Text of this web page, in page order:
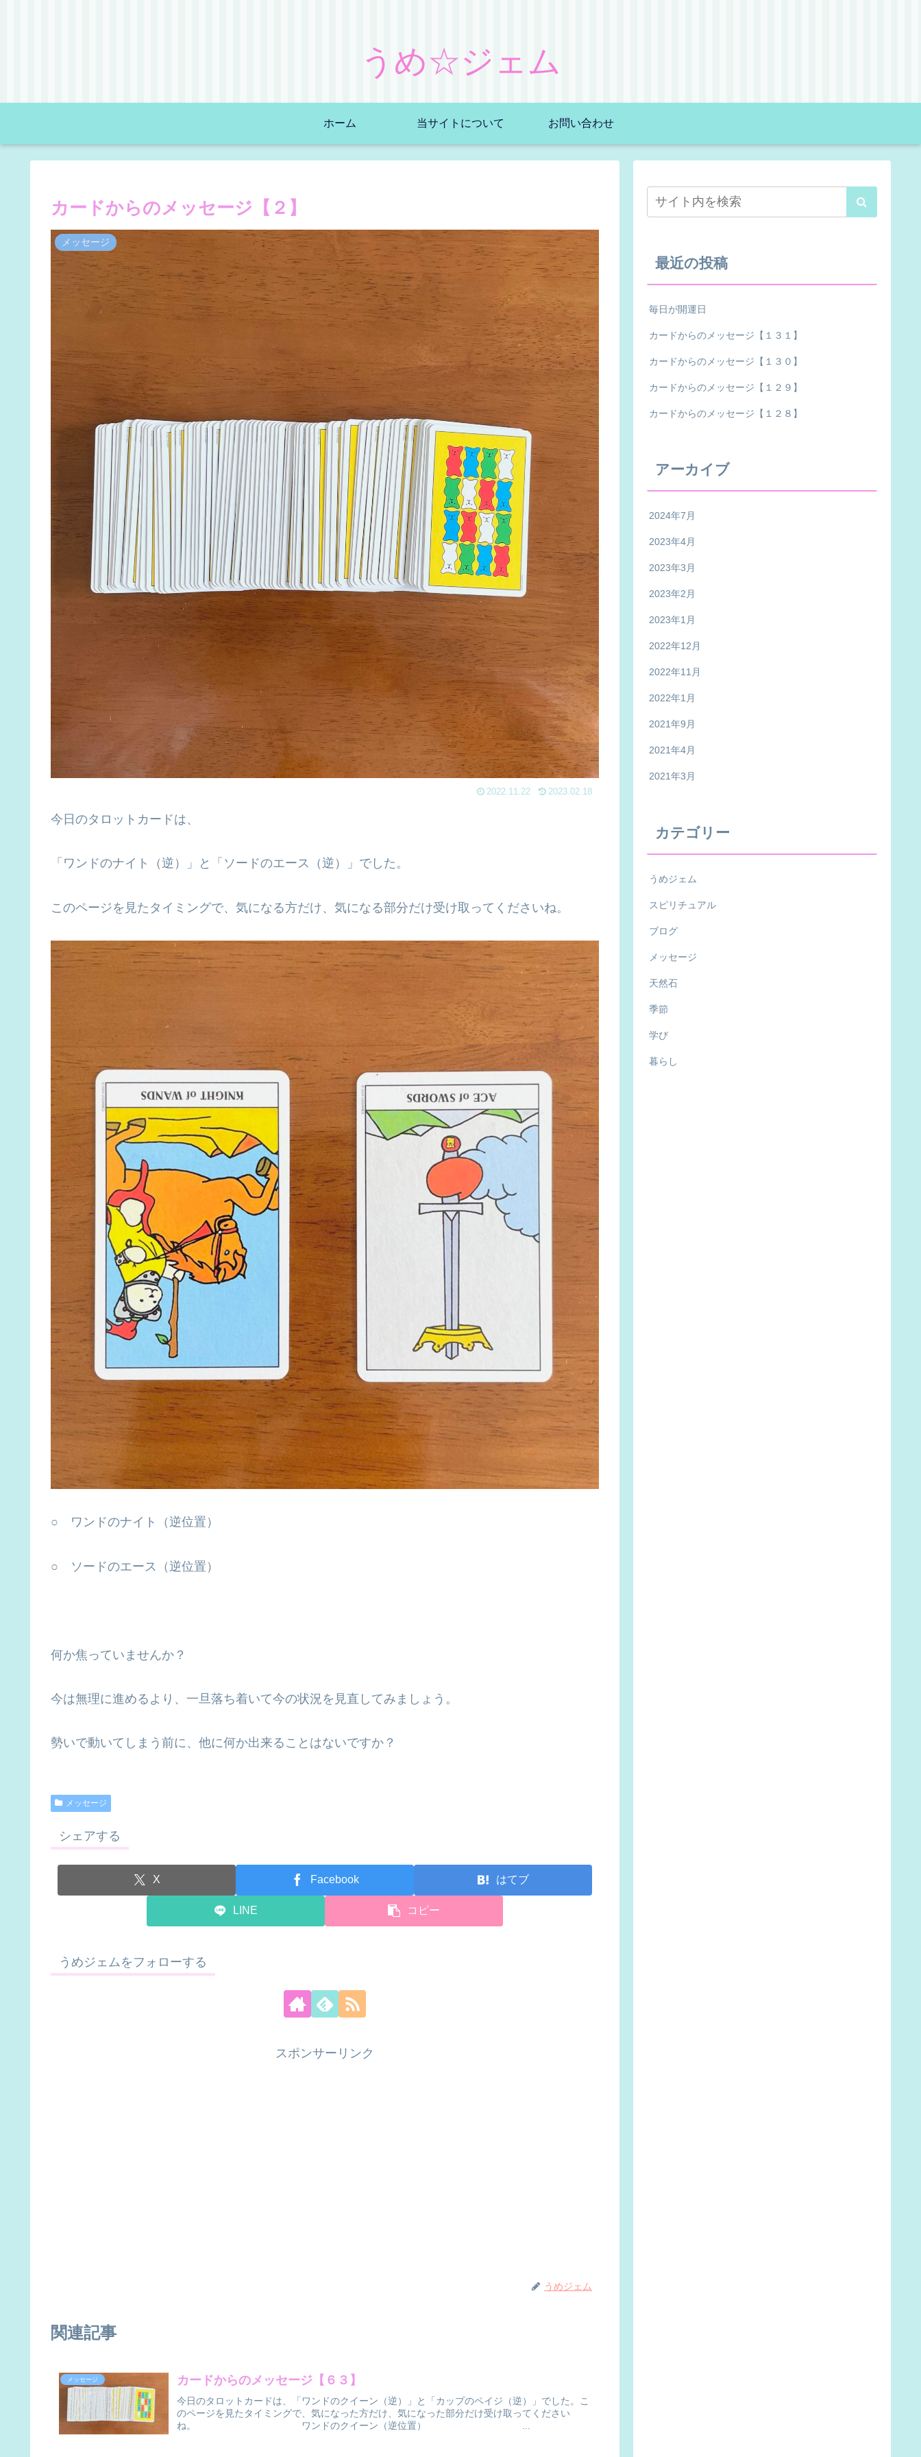
うめ☆ジェム
ホーム 当サイトについて お問い合わせ
カードからのメッセージ【２】
メッセージ
2022.11.22 2023.02.18
今日のタロットカードは、
「ワンドのナイト（逆）」と「ソードのエース（逆）」でした。
このページを見たタイミングで、気になる方だけ、気になる部分だけ受け取ってくださいね。
○ ワンドのナイト（逆位置）
○ ソードのエース（逆位置）
何か焦っていませんか？
今は無理に進めるより、一旦落ち着いて今の状況を見直してみましょう。
勢いで動いてしまう前に、他に何か出来ることはないですか？
メッセージ
シェアする
X Facebook はてブ
LINE コピー
うめジェムをフォローする
スポンサーリンク
うめジェム
関連記事
メッセージ カードからのメッセージ【６３】
今日のタロットカードは、「ワンドのクイーン（逆）」と「カップのペイジ（逆）」でした。こ
のページを見たタイミングで、気になった方だけ、気になった部分だけ受け取ってください
ね。 ワンドのクイーン（逆位置） ...
最近の投稿
毎日が開運日
カードからのメッセージ【１３１】
カードからのメッセージ【１３０】
カードからのメッセージ【１２９】
カードからのメッセージ【１２８】
アーカイブ
2024年7月
2023年4月
2023年3月
2023年2月
2023年1月
2022年12月
2022年11月
2022年1月
2021年9月
2021年4月
2021年3月
カテゴリー
うめジェム
スピリチュアル
ブログ
メッセージ
天然石
季節
学び
暮らし